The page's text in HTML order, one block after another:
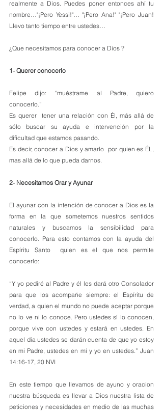
realmente a Dios. Puedes poner entonces ahí tu
nombre…"¡Pero Yessi!"… "¡Pero Ana!" "¡Pero Juan!
Llevo tanto tiempo entre ustedes…
¿Que necesitamos para conocer a Dios ?
1- Querer conocerlo
Felipe dijo: “muéstrame al Padre, quiero
conocerlo.”
Es querer  tener una relación con Él, más allá de
sólo buscar su ayuda e intervención por la
dificultad que estamos pasando.
Es decir, conocer a Dios y amarlo  por quien es ÉL,
mas allá de lo que pueda darnos.
2- Necesitamos Orar y Ayunar
El ayunar con la intención de conocer a Dios es la
forma en la que sometemos nuestros sentidos
naturales y buscamos la sensibilidad para
conocerlo. Para esto contamos con la ayuda del
Espíritu Santo  quien es el que nos permite
conocerlo:
“Y yo pediré al Padre y él les dará otro Consolador
para que los acompañe siempre: el Espíritu de
verdad, a quien el mundo no puede aceptar porque
no lo ve ni lo conoce. Pero ustedes sí lo conocen,
porque vive con ustedes y estará en ustedes. En
aquel día ustedes se darán cuenta de que yo estoy
en mi Padre, ustedes en mí y yo en ustedes.” ‭‭Juan‬
‭14‬:‭16‬-‭17‬, ‭20‬ ‭NVI‬‬
En este tiempo que llevamos de ayuno y oracion
nuestra búsqueda es llevar a Dios nuestra lista de
peticiones y necesidades en medio de las muchas